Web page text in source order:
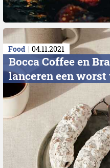
Food 04.11.2021
Bocca Coffee en
lanceren een